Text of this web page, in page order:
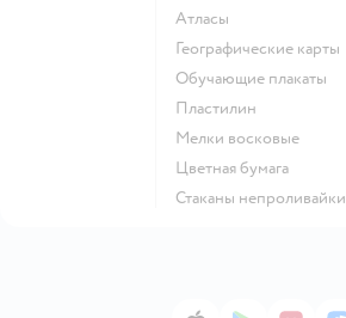
Атласы
Географические карты
Обучающие плакаты
Пластилин
Мелки восковые
Цветная бумага
Стаканы непроливайки